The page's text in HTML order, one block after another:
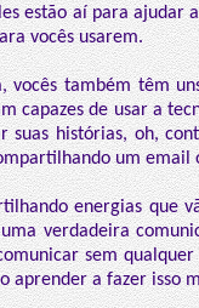
estão aí para ajudar
vocês usarem.
vocês também têm
capazes de usar a
suas histórias, oh,
um email
energias que
verdadeira
sem
aprender a fazer isso